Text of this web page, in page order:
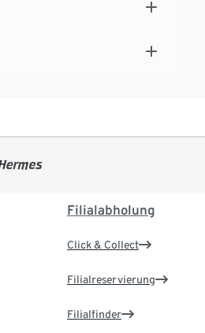
Filialabholung
Click & Collect
Filialreservierung
Filialfinder